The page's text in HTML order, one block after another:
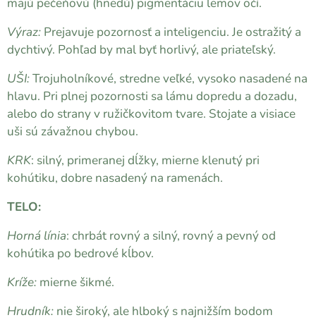
Výraz: Prejavuje pozornosť a inteligenciu. Je ostražitý a
dychtivý. Pohľad by mal byť horlivý, ale priateľský.
UŠI:Trojuholníkové, stredne veľké, vysoko nasadené na
hlavu. Pri plnej pozornosti sa lámu dopredu a dozadu,
alebo do strany v ružičkovitom tvare. Stojate a visiace
uši sú závažnou chybou.
KRK: silný, primeranej dĺžky, mierne klenutý pri
kohútiku, dobre nasadený na ramenách.
TELO:
Horná línia: chrbát rovný a silný, rovný a pevný od
kohútika po bedrové kĺbov.
Kríže: mierne šikmé.
Hrudník: nie široký, ale hlboký s najnižším bodom